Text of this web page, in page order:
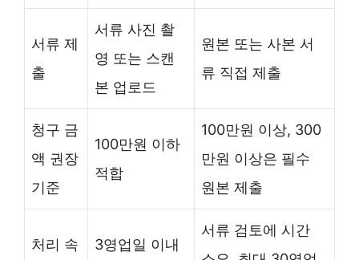
서류 제
출
서류 사진 촬
영 또는 스캔
본 업로드
원본 또는 사본 서
류 직접 제출
청구 금
액 권장
기준
100만원 이하
적합
100만원 이상, 300
만원 이상은 필수
원본 제출
처리 속 3영업일 이내
서류 검토에 시간